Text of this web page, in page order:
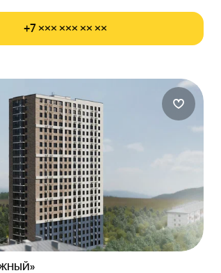
+7 ××× ××× ×× ××